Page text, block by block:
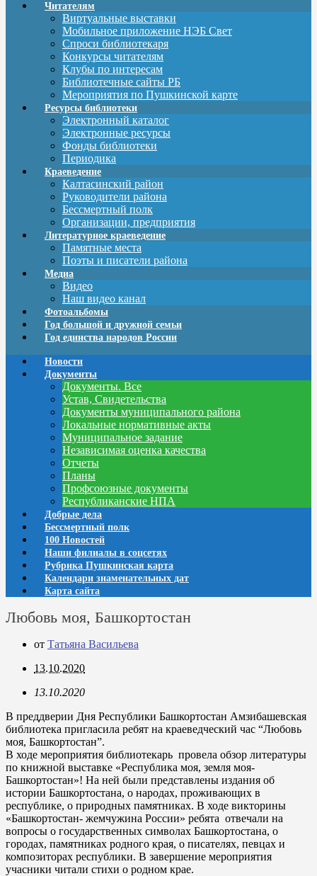
Читателям
Виртуальные выставки
Мобильное приложение НЭБ Свет
Спроси библиотекаря
Конкурсы читателям
Клубы по интересам
Библиотечные сайты РБ
Мероприятия по Пушкинской карте
Ресурсы библиотеки
Электронный каталог
Электронные ресурсы
Фонды библиотеки
Периодика
Краеведение
Калтасинский район
Руководители района
Бессмертный полк
Организации, предприятия
Литературное краеведение
Памятные места
Поэты и писатели района
Медиа
Видео
Наш видео канал
Фотоальбомы
Год большой и дружной семьи
Год единства народов России
Новости
Документы
Документы. Все
Устав, Свидетельства
Документы муниципального района
Локальные нормативные акты
Муниципальное задание
Независимая оценка качества
Отчеты
Планы
Профсоюзные документы
Республиканские НПА
Добрые дела
Бессмертный полк
100 Новостей
Наши филиалы в соцсетях
Рубрика Пушкинская карта
Календари знаменательных дат
Карта сайта
Любовь моя, Башкортостан
от Татьяна Васильева
13.10.2020
13.10.2020
В преддверии Дня Республики Башкортостан Амзибашевская
библиотека пригласила ребят на краеведческий час “Любовь
моя, Башкортостан”.
В ходе мероприятия библиотекарь провела обзор литературы
по книжной выставке «Республика моя, земля моя-
Башкортостан»! На ней были представлены издания об
истории Башкортостана, о народах, проживающих в
республике, о природных памятниках. В ходе викторины
«Башкортостан- жемчужина России» ребята отвечали на
вопросы о государственных символах Башкортостана, о
городах, памятниках родного края, о писателях, певцах и
композиторах республики. В завершение мероприятия
учасники читали стихи о родном крае.